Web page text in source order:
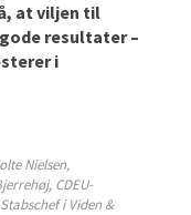
at viljen til
resultater –
i
Nielsen,
CDEU-
i Viden &